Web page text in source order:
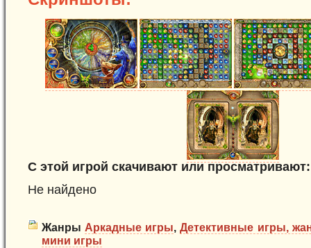
С этой игрой скачивают или просматривают:
Не найдено
Жанры Аркадные игры,Детективные игры,
мини игры